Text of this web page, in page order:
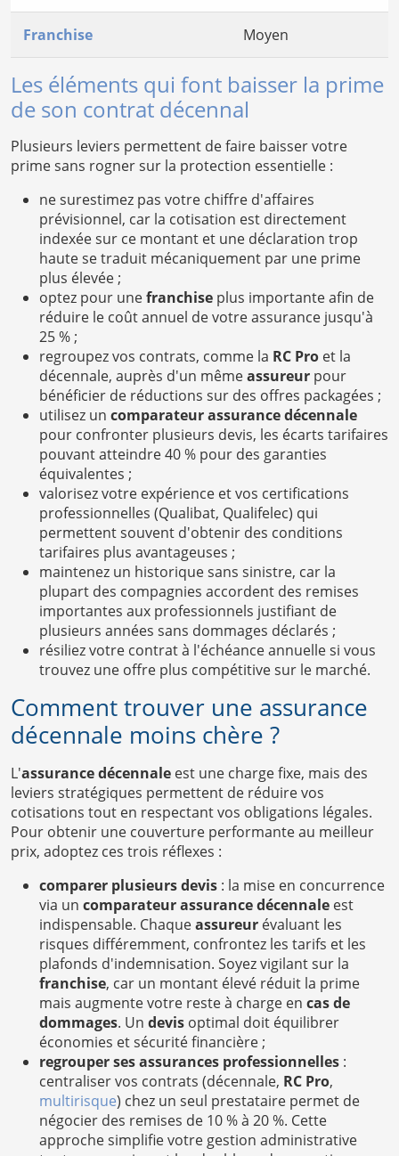
Franchise Moyen
Les éléments qui font baisser la prime
de son contrat décennal
Plusieurs leviers permettent de faire baisser votre
prime sans rogner sur la protection essentielle :
ne surestimez pas votre chiffre d'affaires
prévisionnel, car la cotisation est directement
indexée sur ce montant et une déclaration trop
haute se traduit mécaniquement par une prime
plus élevée ;
optez pour unefranchise plus importante afin de
réduire le coût annuel de votre assurance jusqu'à
25 % ;
regroupez vos contrats, comme la RC Pro et la
décennale, auprès d'un mêmeassureur pour
bénéficier de réductions sur des offres packagées ;
utilisez un comparateur assurance décennale
pour confronter plusieurs devis, les écarts tarifaires
pouvant atteindre 40 % pour des garanties
équivalentes ;
valorisez votre expérience et vos certifications
professionnelles (Qualibat, Qualifelec) qui
permettent souvent d'obtenir des conditions
tarifaires plus avantageuses ;
maintenez un historique sans sinistre, car la
plupart des compagnies accordent des remises
importantes aux professionnels justifiant de
plusieurs années sans dommages déclarés ;
résiliez votre contrat à l'échéance annuelle si vous
trouvez une offre plus compétitive sur le marché.
Comment trouver une assurance
décennale moins chère ?
L'assurance décennale est une charge fixe, mais des
leviers stratégiques permettent de réduire vos
cotisations tout en respectant vos obligations légales.
Pour obtenir une couverture performante au meilleur
prix, adoptez ces trois réflexes :
comparer plusieurs devis : la mise en concurrence
via un comparateur assurance décennale est
indispensable. Chaqueassureur évaluant les
risques différemment, confrontez les tarifs et les
plafonds d'indemnisation. Soyez vigilant sur la
franchise, car un montant élevé réduit la prime
mais augmente votre reste à charge en cas de
dommages. Un devis optimal doit équilibrer
économies et sécurité financière ;
regrouper ses assurances professionnelles :
centraliser vos contrats (décennale, RC Pro,
multirisque) chez un seul prestataire permet de
négocier des remises de 10 % à 20 %. Cette
approche simplifie votre gestion administrative